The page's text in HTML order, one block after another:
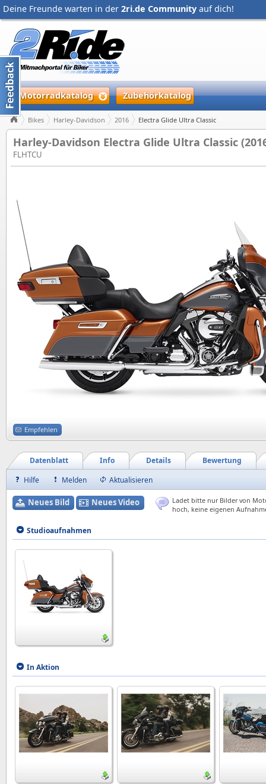
Deine Freunde warten in der 2ri.de Community auf dich!
Motorradkatalog Zubehörkatalog
Bikes Harley-Davidson 2016 Electra Glide Ultra Classic
Harley-Davidson Electra Glide Ultra Classic
FLHTCU
Empfehlen
Bewertung
Details
Info
Datenblatt
Hilfe
Melden Aktualisieren
Neues Bild Neues Video
Ladet bitte nur Bilder von
hoch, keine eigenen
Studioaufnahmen
In Aktion